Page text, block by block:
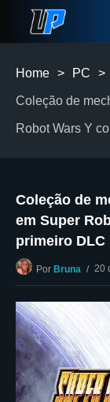
Home > PC >
Coleção de
Robot Wars Y
Coleção de
em Super
primeiro DLC
Por Bruna 20